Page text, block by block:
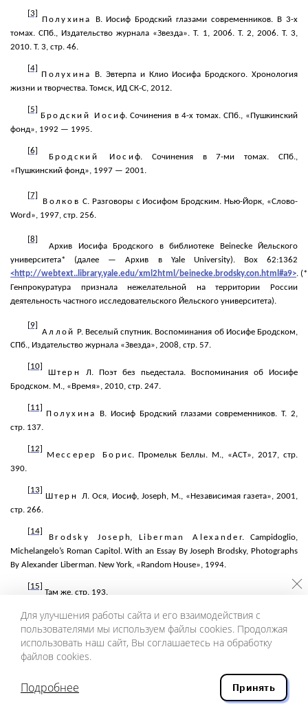
[3]
Полухина
В. Иосиф Бродский глазами современников. В 3-х
томах. СПб., Издательство журнала «Звезда». Т. 1, 2006. Т. 2, 2006. Т. 3,
2010. Т. 3, стр. 46.
[4]
Полухина В.Эвтерпа и Клио Иосифа Бродского. Хронология
жизни и творчества. Томск, ИД СК-С, 2012.
[5]
Бродский Иосиф. Сочинения в 4-х томах. СПб., «Пушкинский
фонд», 1992 — 1995.
[6]
Бродский Иосиф. Сочинения в 7-ми томах. СПб.,
«Пушкинский фонд», 1997 — 2001.
[7]
Волков С. Разговоры с Иосифом Бродским. Нью-Йорк, «Слово-
Word », 1997, стр. 256.
[8]
Архив Иосифа Бродского в библиотеке BeineckeЙельского
университета* (далее — Архив в Yale University). Вох62:1362
<http://webtext..library.yale.edu/xml2html/beinecke.brodsky.con.html#a9>. (*
Генпрокуратура признала нежелательной на территории России
деятельность частного исследовательского Йельского университета).
[9]
Аллой Р. Веселый спутник. Воспоминания об Иосифе Бродском,
СПб., Издательство журнала «Звезда», 2008, стр. 57.
[10]
Штерн
Л. Поэт без пьедестала. Воспоминания об Иосифе
Бродском. М., «Время», 2010, стр. 247.
[11]
Полухина
В. Иосиф Бродский глазами современников. Т. 2,
стр. 137.
[12]
Мессерер Борис. Промельк Беллы. М., «АСТ», 2017, стр.
390.
[13]
ШтернЛ. Ося, Иосиф, Joseph, М., «Независимая газета», 2001,
стр. 266.
[14]
Brodsky Josep h, Liberman Alexande r.Campidoglio,
Michelangelo’s Roman Capitol. With an Essay ByJoseph Brodsky, Photographs
By Alexander Liberman. New York, « Random House», 1994.
[15]
Там же, стр. 193.
[16]
Бродский Иосиф. МС (4, 159). Самиздатское 4-х томное
собрание сочинений Бродского, подготовленное В.Марамзинымв 1972
— 1974 годах. Здесь и далее: МС с указанием тома и страницы в круглых
скобках.
[17]
Муравьева Ирин
а. Автографы и библиотека Иосифа
Бродского в собрании музея Анны Ахматовой. — В кн.: Иосиф Бродский:
Для улучшения работы сайта и его взаимодействия с
пользователями мы используем файлы cookies. Продолжая
использовать наш сайт, Вы соглашаетесь на обработку
файлов cookies.
Подробнее Принять